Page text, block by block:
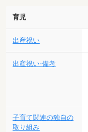
育児
出産祝い
出産祝い-備考
子育て関連の独自の
取り組み